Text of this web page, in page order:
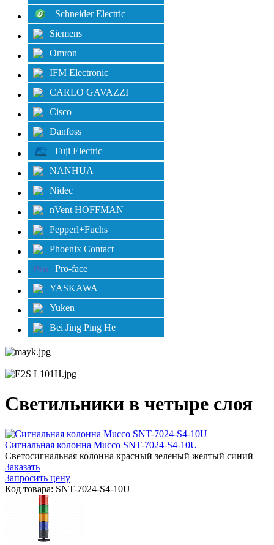
Schneider Electric
Siemens
Omron
IFM Electronic
CARLO GAVAZZI
Cisco
Danfoss
Fuji Electric
NANHUA
Nidec
nVent HOFFMAN
Pepperl+Fuchs
Phoenix Contact
Pro-face
YASKAWA
Yuken
Bei Jing Ping He
Cветильники в четыре слоя
Сигнальная колонна Mucco SNT-7024-S4-10U
Светосигнальная колонна красный зеленый желтый синий
Заказать
Запросить цену
Код товара: SNT-7024-S4-10U